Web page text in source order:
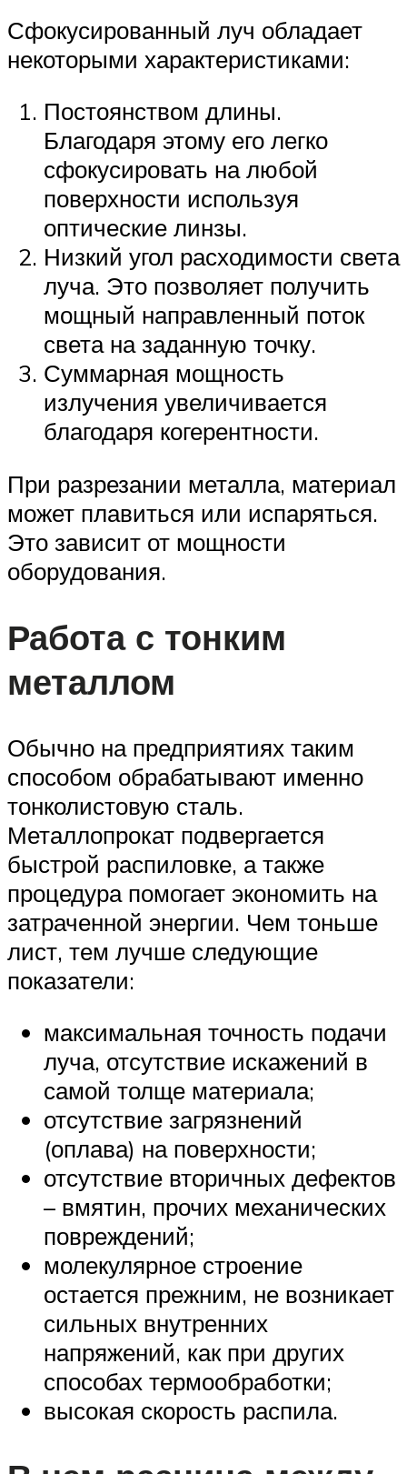
Сфокусированный луч обладает
некоторыми характеристиками:
Постоянством длины.
Благодаря этому его легко
сфокусировать на любой
поверхности используя
оптические линзы.
Низкий угол расходимости света
луча. Это позволяет получить
мощный направленный поток
света на заданную точку.
Суммарная мощность
излучения увеличивается
благодаря когерентности.
При разрезании металла, материал
может плавиться или испаряться.
Это зависит от мощности
оборудования.
Работа с тонким
металлом
Обычно на предприятиях таким
способом обрабатывают именно
тонколистовую сталь.
Металлопрокат подвергается
быстрой распиловке, а также
процедура помогает экономить на
затраченной энергии. Чем тоньше
лист, тем лучше следующие
показатели:
максимальная точность подачи
луча, отсутствие искажений в
самой толще материала;
отсутствие загрязнений
(оплава) на поверхности;
отсутствие вторичных дефектов
– вмятин, прочих механических
повреждений;
молекулярное строение
остается прежним, не возникает
сильных внутренних
напряжений, как при других
способах термообработки;
высокая скорость распила.